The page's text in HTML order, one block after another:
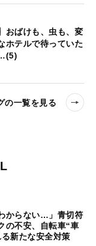
おばけも、虫も、変
ホテルで待っていた
の一覧を見る
からない…」青切符
の不安、自転車“車
新たな安全対策